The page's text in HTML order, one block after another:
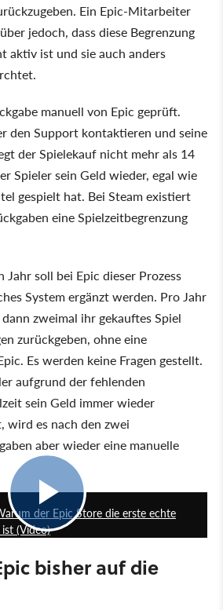
Ein Epic-Mitarbeiter
jedoch, dass diese Begrenzung
aktiv ist und sie auch anders
manuell von Epic geprüft.
den Support kontaktieren und seine
der Spielekauf nicht mehr als 14
Spieler sein Geld wieder, egal wie
gespielt hat. Bei Steam existiert
eine Spielzeitbegrenzung
Jahr soll bei Epic dieser Prozess
System ergänzt werden. Pro Jahr
zweimal ihr gekauftes Spiel
zurückgeben, ohne eine
Es werden keine Fragen gestellt.
aufgrund der fehlenden
sein Geld immer wieder
wird es nach den zwei
aber wieder eine manuelle
der Epic Store die erste echte
(Video)
bisher auf die